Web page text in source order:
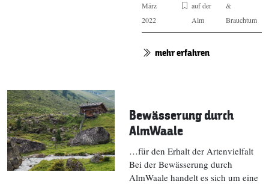
März
2022
auf der
Alm
&
Brauchtum
mehr erfahren
Bewässerung durch
AlmWaale
…für den Erhalt der Artenvielfalt
Bei der Bewässerung durch
AlmWaale handelt es sich um eine